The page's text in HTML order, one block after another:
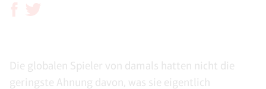
Die globalen Spieler von damals hatten nicht die
geringste Ahnung davon, was sie eigentlich